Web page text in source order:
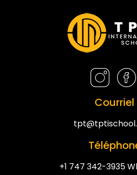
Courriel
+1 747 342-3935